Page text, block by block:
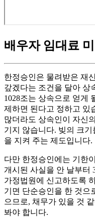
배우자 임대료
한정승인은 물려받은 재
갚겠다는 조건을 달아 상
1028조는 상속으로 얻게
제하면 된다고 정하고 있
많더라도 상속인이 자신
기지 않습니다. 빚의 크
을 지켜 주는 제도입니다.
다만 한정승인에는 기한
개시된 사실을 안 날부터
가정법원에 신고하도록
기면 단순승인을 한 것으
으므로, 채무가 있을 것
봐야 합니다.